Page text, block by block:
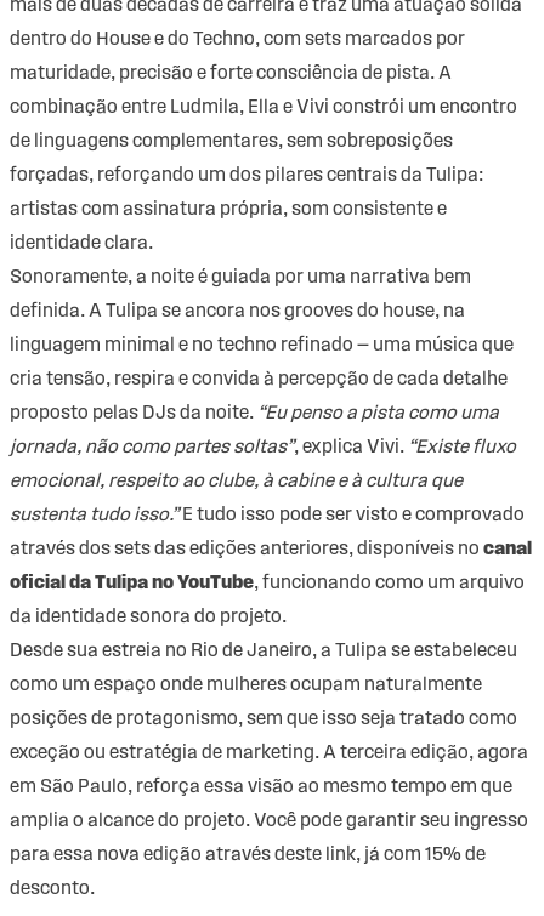
mais de duas décadas de carreira e traz uma atuação sólida
dentro do House e do Techno, com sets marcados por
maturidade, precisão e forte consciência de pista. A
combinação entre Ludmila, Ella e Vivi constrói um encontro
de linguagens complementares, sem sobreposições
forçadas, reforçando um dos pilares centrais da Tulipa:
artistas com assinatura própria, som consistente e
identidade clara.
Sonoramente, a noite é guiada por uma narrativa bem
definida. A Tulipa se ancora nos grooves do house, na
linguagem minimal e no techno refinado — uma música que
cria tensão, respira e convida à percepção de cada detalhe
proposto pelas DJs da noite. “Eu penso a pista como uma
jornada, não como partes soltas”, explica Vivi. “Existe fluxo
emocional, respeito ao clube, à cabine e à cultura que
sustenta tudo isso.”E tudo isso pode ser visto e comprovado
através dos sets das edições anteriores, disponíveis no canal
oficial da Tulipa no YouTube, funcionando como um arquivo
da identidade sonora do projeto.
Desde sua estreia no Rio de Janeiro, a Tulipa se estabeleceu
como um espaço onde mulheres ocupam naturalmente
posições de protagonismo, sem que isso seja tratado como
exceção ou estratégia de marketing. A terceira edição, agora
em São Paulo, reforça essa visão ao mesmo tempo em que
amplia o alcance do projeto. Você pode garantir seu ingresso
para essa nova edição atravésdeste link, já com 15% de
desconto.